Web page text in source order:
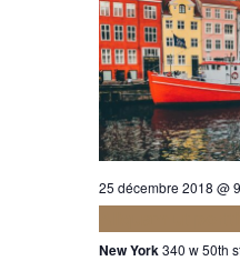
25 décembre 2018 @
New York 340 w 50th